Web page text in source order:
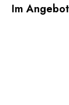
Im Angebot